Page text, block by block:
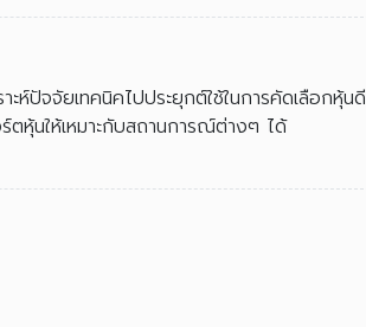
าะห์ปัจจัยเทคนิคไปประยุกต์ใช้ในการคัดเลือกหุ้นดี
ตหุ้นให้เหมาะกับสถานการณ์ต่างๆ ได้